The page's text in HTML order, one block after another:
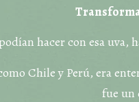
hacer con esa
Chile y Perú, era
fue un